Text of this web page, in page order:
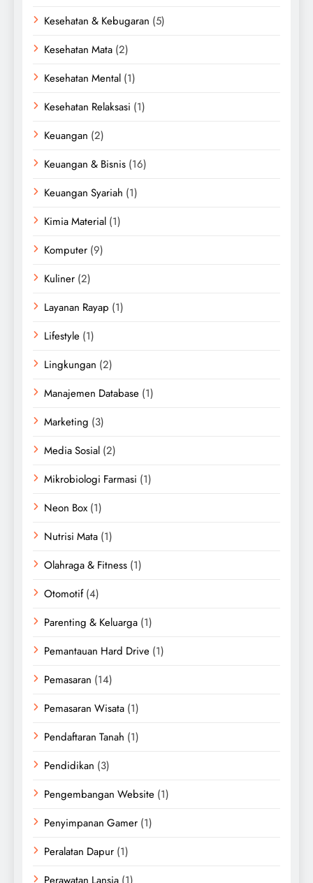
Kesehatan & Kebugaran (5)
Kesehatan Mata (2)
Kesehatan Mental (1)
Kesehatan Relaksasi (1)
Keuangan (2)
Keuangan & Bisnis (16)
Keuangan Syariah (1)
Kimia Material (1)
Komputer (9)
Kuliner (2)
Layanan Rayap (1)
Lifestyle (1)
Lingkungan (2)
Manajemen Database (1)
Marketing (3)
Media Sosial (2)
Mikrobiologi Farmasi (1)
Neon Box (1)
Nutrisi Mata (1)
Olahraga & Fitness (1)
Otomotif(4)
Parenting & Keluarga (1)
Pemantauan Hard Drive (1)
Pemasaran (14)
Pemasaran Wisata (1)
Pendaftaran Tanah (1)
Pendidikan (3)
Pengembangan Website (1)
Penyimpanan Gamer (1)
Peralatan Dapur (1)